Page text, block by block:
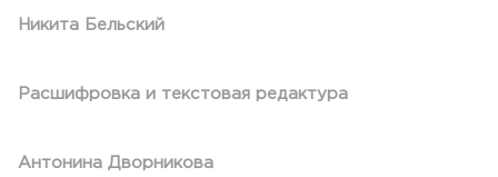
Никита Бельский
Расшифровка и текстовая редактура
Антонина Дворникова